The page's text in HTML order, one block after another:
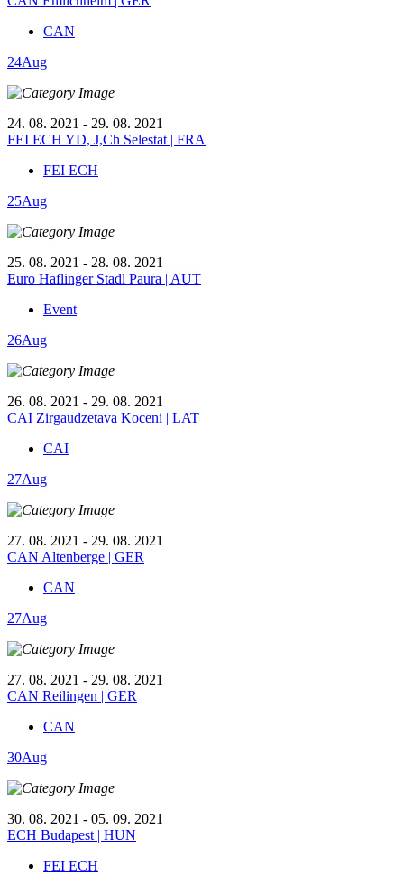
CAN
24Aug
24. 08. 2021 - 29. 08. 2021
FEI ECH YD, J,Ch Selestat | FRA
FEI ECH
25Aug
25. 08. 2021 - 28. 08. 2021
Euro Haflinger Stadl Paura | AUT
Event
26Aug
26. 08. 2021 - 29. 08. 2021
CAI Zirgaudzetava Koceni | LAT
CAI
27Aug
27. 08. 2021 - 29. 08. 2021
CAN Altenberge | GER
CAN
27Aug
27. 08. 2021 - 29. 08. 2021
CAN Reilingen | GER
CAN
30Aug
30. 08. 2021 - 05. 09. 2021
ECH Budapest | HUN
FEI ECH